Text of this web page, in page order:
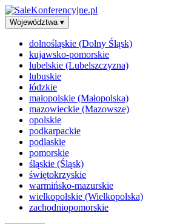
Województwa ▾
dolnośląskie (Dolny Śląsk)
kujawsko-pomorskie
lubelskie (Lubelszczyzna)
lubuskie
łódzkie
małopolskie (Małopolska)
mazowieckie (Mazowsze)
opolskie
podkarpackie
podlaskie
pomorskie
śląskie (Śląsk)
świętokrzyskie
warmińsko-mazurskie
wielkopolskie (Wielkopolska)
zachodniopomorskie